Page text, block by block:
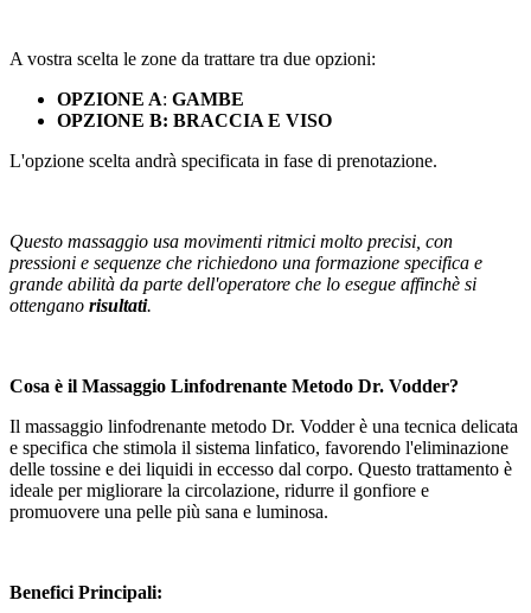
A vostra scelta le zone da trattare tra due opzioni:
OPZIONE A: GAMBE
OPZIONE B: BRACCIA E VISO
L'opzione scelta andrà specificata in fase di prenotazione.
Questo massaggio usa movimenti ritmici molto precisi, con
pressioni e sequenze che richiedono una formazione specifica e
grande abilità da parte dell'operatore che lo esegue affinchè si
ottengano risultati.
Cosa è il Massaggio Linfodrenante Metodo Dr. Vodder?
Il massaggio linfodrenante metodo Dr. Vodder è una tecnica delicata
e specifica che stimola il sistema linfatico, favorendo l'eliminazione
delle tossine e dei liquidi in eccesso dal corpo. Questo trattamento è
ideale per migliorare la circolazione, ridurre il gonfiore e
promuovere una pelle più sana e luminosa.
Benefici Principali: